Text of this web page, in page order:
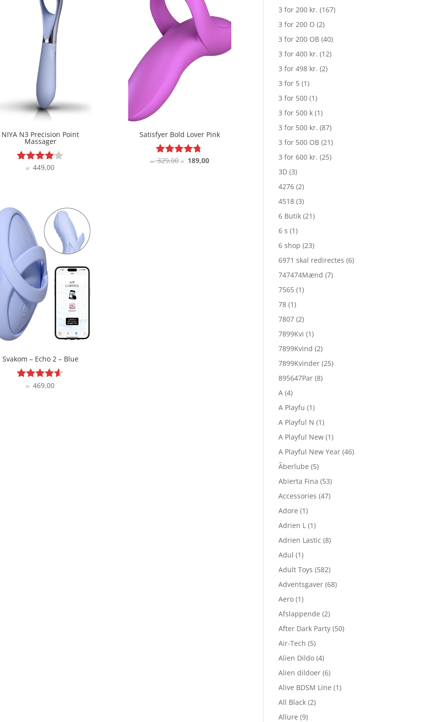
NIYA N3 Precision Point
Massager
Vurderet
kr. 449,00
Satisfyer Bold Lover Pink
Vurderet
kr.329,00 Den
kr.189,00Den
Svakom – Echo 2 – Blue
Vurderet
kr. 469,00
3 for 200 kr. (167)
3 for 200 O (2)
3 for 200 OB (40)
3 for 400 kr. (12)
3 for 498 kr. (2)
3 for 5 (1)
3 for 500 (1)
3 for 500 k (1)
3 for 500 kr. (87)
3 for 500 OB (21)
3 for 600 kr. (25)
3D (3)
4276 (2)
4518 (3)
6 Butik (21)
6 s (1)
6 shop (23)
6971 skal redirectes (6)
747474Mænd (7)
7565 (1)
78 (1)
7807 (2)
7899Kvi (1)
7899Kvind (2)
7899Kvinder (25)
895647Par (8)
A (4)
A Playfu (1)
A Playful N (1)
A Playful New (1)
A Playful New Year (46)
Ãberlube (5)
Abierta Fina (53)
Accessories (47)
Adore (1)
Adrien L (1)
Adrien Lastic (8)
Adul (1)
Adult Toys (582)
Adventsgaver (68)
Aero (1)
Afslappende (2)
After Dark Party (50)
Air-Tech (5)
Alien Dildo (4)
Alien dildoer (6)
Alive BDSM Line (1)
All Black (2)
Allure (9)